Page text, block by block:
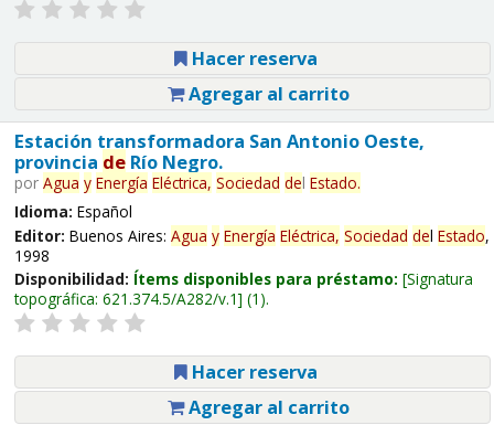
Hacer reserva
Agregar al carrito
Estación transformadora San Antonio Oeste,
provincia deRío Negro.
por Agua y Energía Eléctrica, Sociedad del Estado.
Idioma: Español
Editor: Buenos Aires: Agua y Energía Eléctrica, Sociedad del Estado,
1998
Disponibilidad: Ítems disponibles para préstamo: Signatura
topográfica: 621.374.5/A282/v.1 (1).
Hacer reserva
Agregar al carrito